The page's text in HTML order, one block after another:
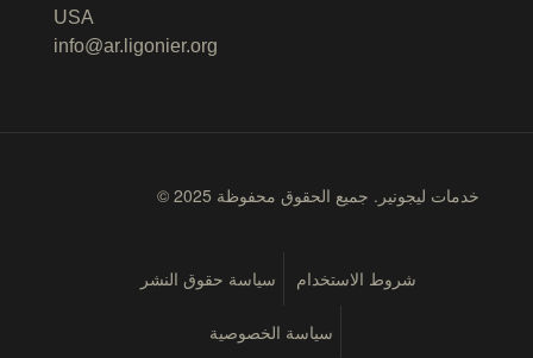
USA
info@ar.ligonier.org
© 2025 خدمات ليجونير. جميع الحقوق محفوظة
شروط الاستخدام سياسة حقوق النشر
سياسة الخصوصية